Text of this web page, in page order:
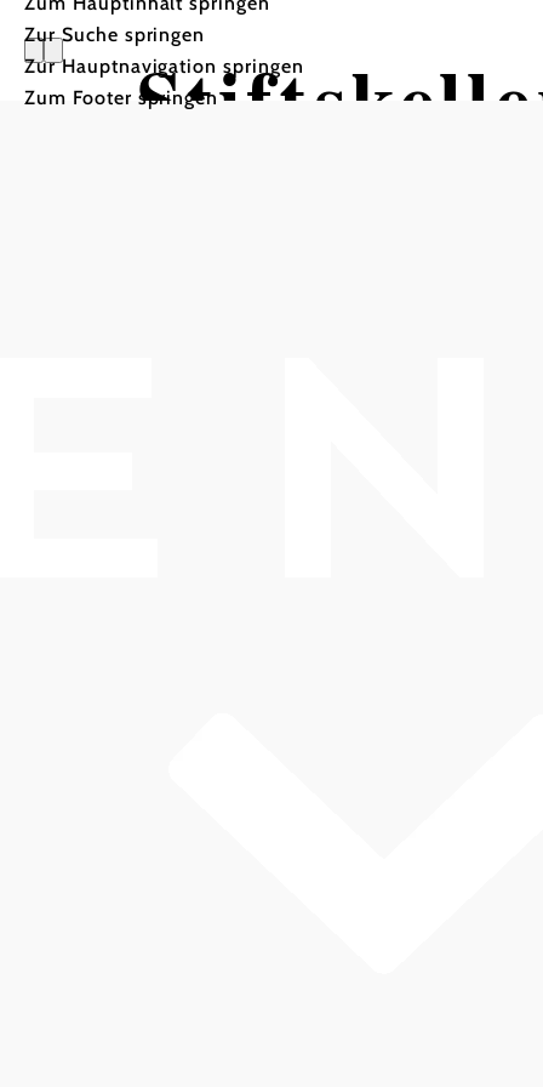
Zur Suche springen
Zur Hauptnavigation springen
Zum Footer springen